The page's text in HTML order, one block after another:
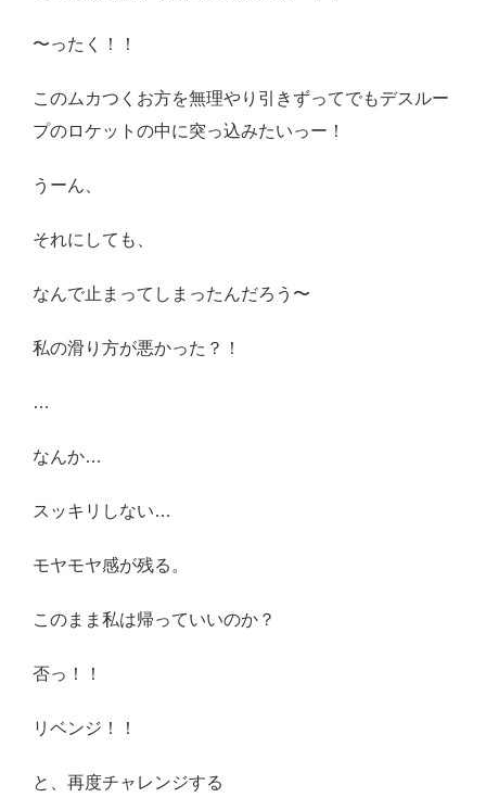
〜ったく！！
このムカつくお方を無理やり引きずってでもデスルー
プのロケットの中に突っ込みたいっー！
うーん、
それにしても、
なんで止まってしまったんだろう〜
私の滑り方が悪かった？！
…
なんか…
スッキリしない…
モヤモヤ感が残る。
このまま私は帰っていいのか？
否っ！！
リベンジ！！
と、再度チャレンジする